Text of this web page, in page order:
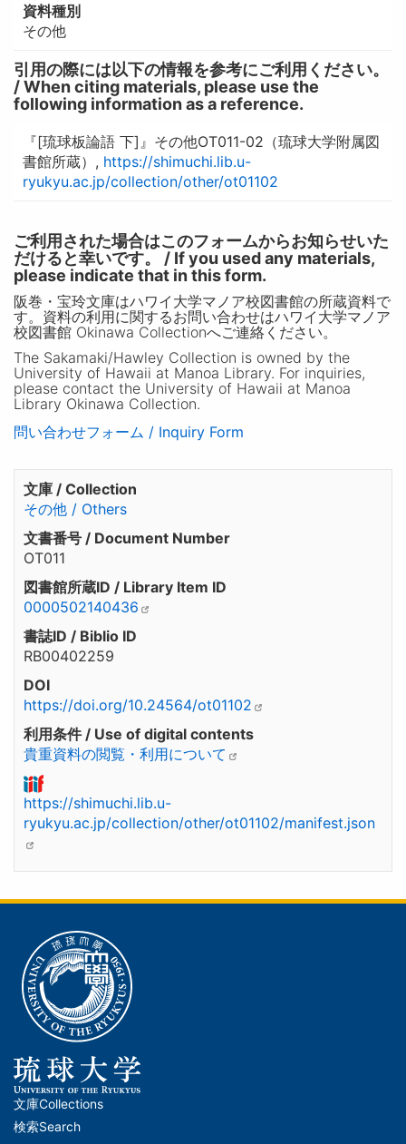
資料種別
その他
引用の際には以下の情報を参考にご利用ください。
/ When citing materials, please use the
following information as a reference.
『[琉球板論語 下]』その他OT011-02（琉球大学附属図
書館所蔵）, https://shimuchi.lib.u-
ryukyu.ac.jp/collection/other/ot01102
ご利用された場合はこのフォームからお知らせいた
だけると幸いです。 / If you used any materials,
please indicate that in this form.
阪巻・宝玲文庫はハワイ大学マノア校図書館の所蔵資料で
す。資料の利用に関するお問い合わせはハワイ大学マノア
校図書館 Okinawa Collectionへご連絡ください。
The Sakamaki/Hawley Collection is owned by the
University of Hawaii at Manoa Library. For inquiries,
please contact the University of Hawaii at Manoa
Library Okinawa Collection.
問い合わせフォーム / Inquiry Form
文庫 / Collection
その他 / Others
文書番号 / Document Number
OT011
図書館所蔵ID / Library Item ID
0000502140436
書誌ID / Biblio ID
RB00402259
DOI
https://doi.org/10.24564/ot01102
利用条件 / Use of digital contents
貴重資料の閲覧・利用について
https://shimuchi.lib.u-
ryukyu.ac.jp/collection/other/ot01102/manifest.json
メ
文庫Collections
検索Search